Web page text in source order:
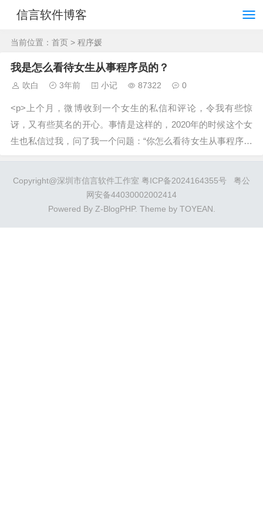
信言软件博客
当前位置： 首页 > 程序媛
我是怎么看待女生从事程序员的？
吹白 3年前 小记 87322 0
<p>上个月，微博收到一个女生的私信和评论，令我有些惊
讶，又有些莫名的开心。事情是这样的，2020年的时候这个女
生也私信过我，问了我一个问题：“你怎么看待女生从事程序员
Copyright@深圳市信言软件工作室 粤ICP备2024164355号
粤公
网安备44030002002414
Powered By Z-BlogPHP. Theme by TOYEAN